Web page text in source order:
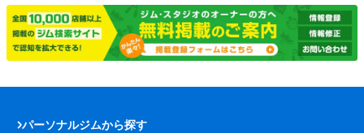
パーソナルジムから探す